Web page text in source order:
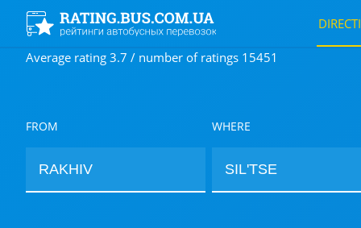
Average rating 3.7 / number of ratings 15451
FROM WHERE